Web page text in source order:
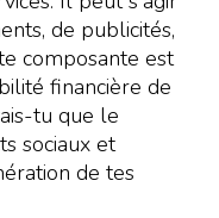
de publicités,
composante est
financière de
tu que le
sociaux et
de tes